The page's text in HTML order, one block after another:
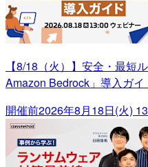
【8/18（火）】安全・最短
Amazon Bedrock」導入ガイ
開催前2026年8月18日(火)